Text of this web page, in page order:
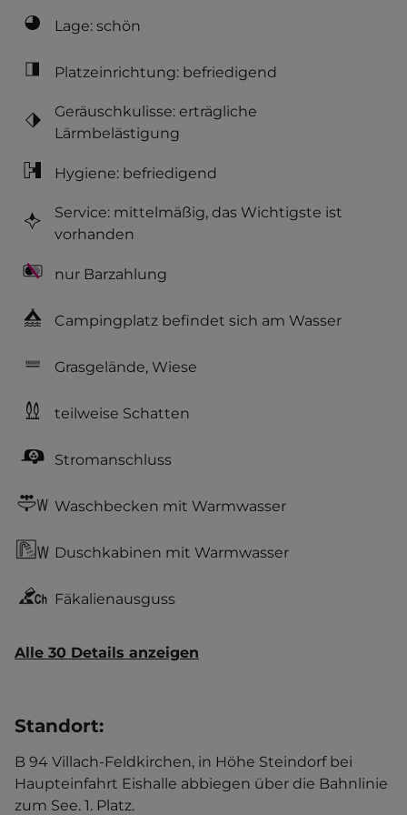
Lage: schön
Platzeinrichtung: befriedigend
Geräuschkulisse: erträgliche
Lärmbelästigung
Hygiene: befriedigend
Service: mittelmäßig, das Wichtigste ist
vorhanden
nur Barzahlung
Campingplatz befindet sich am Wasser
Grasgelände, Wiese
teilweise Schatten
Stromanschluss
Waschbecken mit Warmwasser
Duschkabinen mit Warmwasser
Fäkalienausguss
Alle 30 Details anzeigen
Standort:
B 94 Villach-Feldkirchen, in Höhe Steindorf bei
Haupteinfahrt Eishalle abbiegen über die Bahnlinie
zum See. 1. Platz.